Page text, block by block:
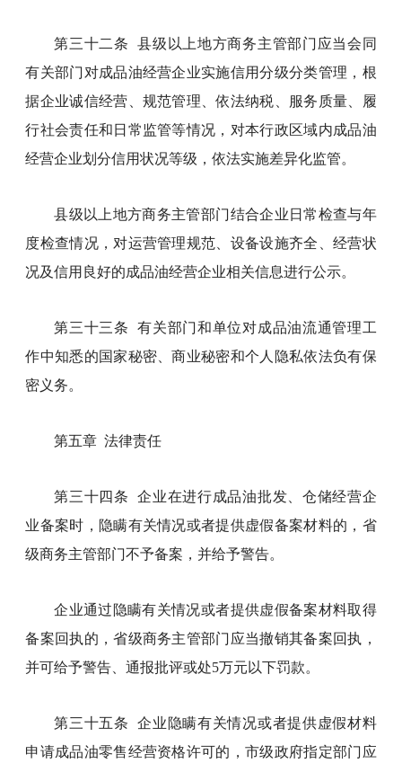
第三十二条 县级以上地方商务主管部门应当会同
有关部门对成品油经营企业实施信用分级分类管理，根
据企业诚信经营、规范管理、依法纳税、服务质量、履
行社会责任和日常监管等情况，对本行政区域内成品油
经营企业划分信用状况等级，依法实施差异化监管。
县级以上地方商务主管部门结合企业日常检查与年
度检查情况，对运营管理规范、设备设施齐全、经营状
况及信用良好的成品油经营企业相关信息进行公示。
第三十三条 有关部门和单位对成品油流通管理工
作中知悉的国家秘密、商业秘密和个人隐私依法负有保
密义务。
第五章 法律责任
第三十四条 企业在进行成品油批发、仓储经营企
业备案时，隐瞒有关情况或者提供虚假备案材料的，省
级商务主管部门不予备案，并给予警告。
企业通过隐瞒有关情况或者提供虚假备案材料取得
备案回执的，省级商务主管部门应当撤销其备案回执，
并可给予警告、通报批评或处5万元以下罚款。
第三十五条 企业隐瞒有关情况或者提供虚假材料
申请成品油零售经营资格许可的，市级政府指定部门应